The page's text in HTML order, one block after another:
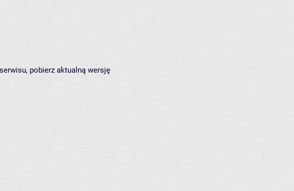
pobierz aktualną wersję